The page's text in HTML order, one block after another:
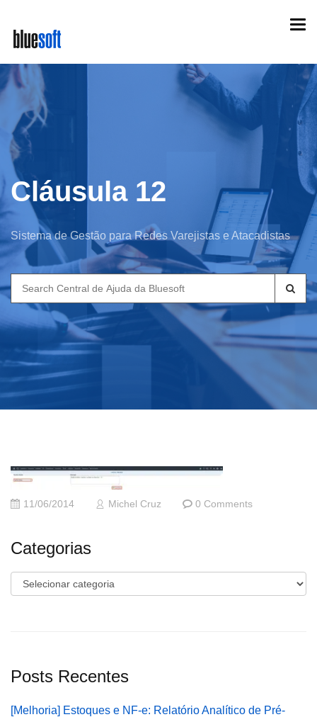
main
content
Cláusula 12
Sistema de Gestão para Redes Varejistas e Atacadistas
Search
for:
11/06/2014 Michel Cruz 0 Comments
Categorias
Categorias
Posts Recentes
[Melhoria] Estoques e NF-e: Relatório Analítico de Pré-